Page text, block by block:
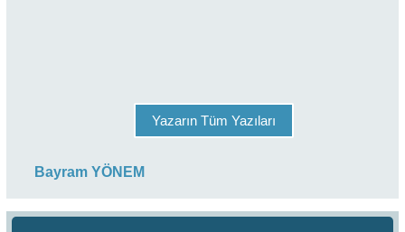
Yazarın Tüm Yazıları
Bayram YÖNEM